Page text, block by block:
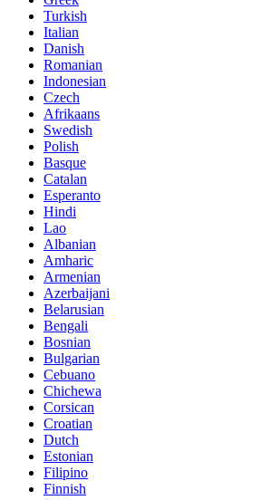
Turkish
Italian
Danish
Romanian
Indonesian
Czech
Afrikaans
Swedish
Polish
Basque
Catalan
Esperanto
Hindi
Lao
Albanian
Amharic
Armenian
Azerbaijani
Belarusian
Bengali
Bosnian
Bulgarian
Cebuano
Chichewa
Corsican
Croatian
Dutch
Estonian
Filipino
Finnish